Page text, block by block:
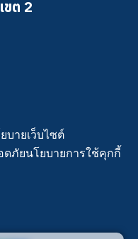
ขต 2
บายเว็บไซต์
ดภัยนโยบายการใช้คุกกี้